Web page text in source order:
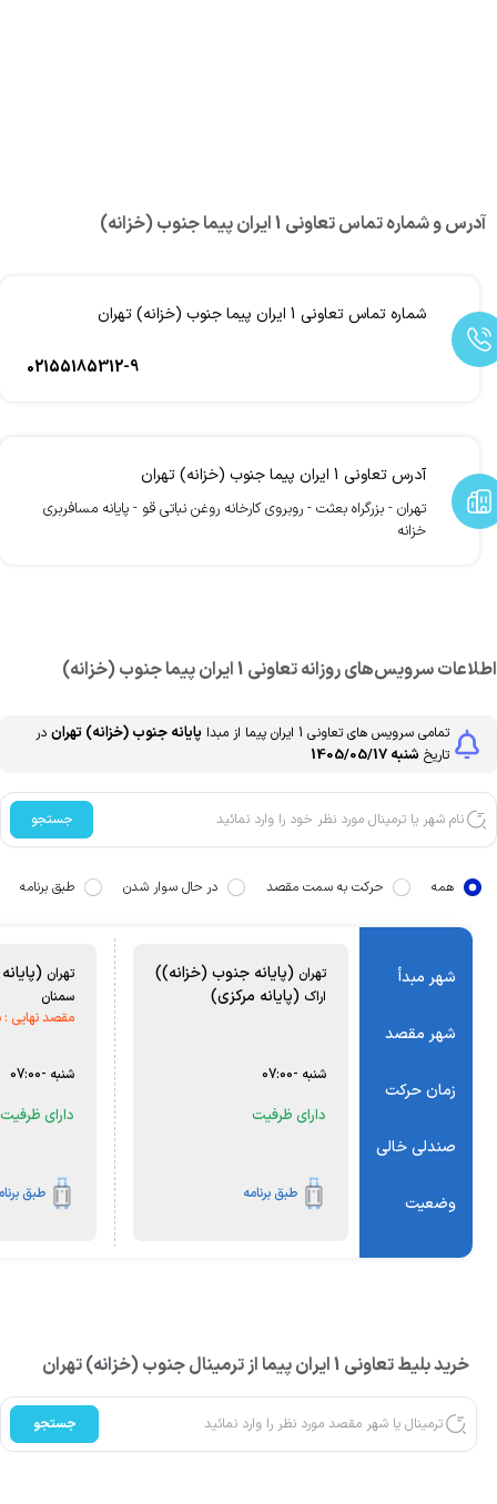
آدرس و شماره تماس تعاونی 1 ایران پیما جنوب (خزانه)
شماره تماس تعاونی 1 ایران پیما جنوب (خزانه) تهران
02155185312-9
آدرس تعاونی 1 ایران پیما جنوب (خزانه) تهران
تهران - بزرگراه بعثت - روبروی کارخانه روغن نباتی قو - پایانه مسافربری
خزانه
سرویس‌های روزانه تعاونی 1 ایران پیما جنوب (خزانه)
تمامی سرویس های تعاونی 1 ایران پیما از مبدا پایانه جنوب (خزانه) تهران در
تاریخ شنبه 1405/05/17
جستجو
همه حرکت به سمت مقصد در حال سوار شدن طبق برنامه
شهر مبدأ
شهر مقصد
زمان حرکت
صندلی خالی
وضعیت
تهران(پایانه جنوب (خزانه))
اراک(پایانه مرکزی)
شنبه 07:00
دارای ظرفیت
طبق برنامه
تهران
سمنان
مقصد نهایی :
شنبه 07:00
دارای ظرفیت
طبق
خرید بلیط تعاونی 1 ایران پیما از ترمینال جنوب (خزانه) تهران
جستجو